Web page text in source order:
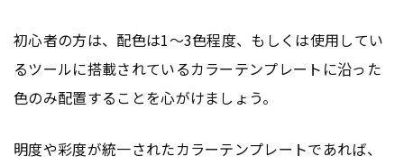
初心者の方は、配色は1〜3色程度、もしくは使用してい
るツールに搭載されているカラーテンプレートに沿った
色のみ配置することを心がけましょう。
明度や彩度が統一されたカラーテンプレートであれば、